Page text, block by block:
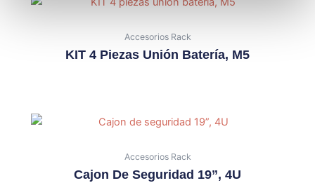
Accesorios Rack
KIT 4 Piezas Unión Batería, M5
Accesorios Rack
Cajon De Seguridad 19”, 4U